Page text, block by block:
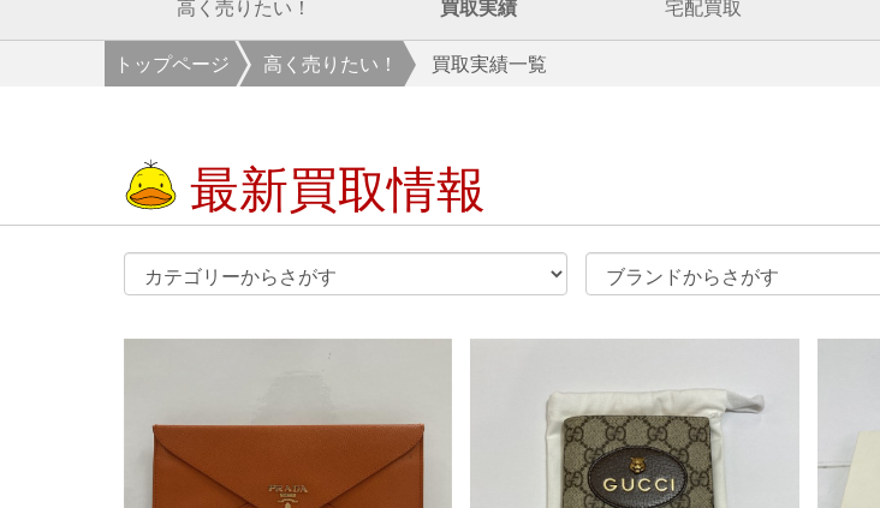
高く売りたい！ 買取実績 宅配買取
トップページ 高く売りたい！ 買取実績一覧
最新買取情報